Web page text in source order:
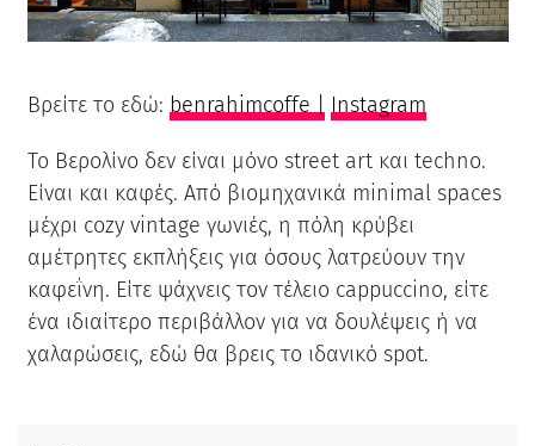
Βρείτε το εδώ: benrahimcoffe| Instagram
Το Βερολίνο δεν είναι μόνο street art και techno.
Είναι και καφές. Από βιομηχανικά minimal spaces
μέχρι cozy vintage γωνιές, η πόλη κρύβει
αμέτρητες εκπλήξεις για όσους λατρεύουν την
καφεΐνη. Είτε ψάχνεις τον τέλειο cappuccino, είτε
ένα ιδιαίτερο περιβάλλον για να δουλέψεις ή να
χαλαρώσεις, εδώ θα βρεις το ιδανικό spot.